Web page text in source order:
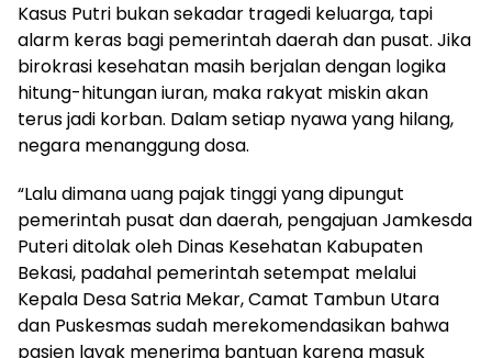
Kasus Putri bukan sekadar tragedi keluarga, tapi
alarm keras bagi pemerintah daerah dan pusat. Jika
birokrasi kesehatan masih berjalan dengan logika
hitung-hitungan iuran, maka rakyat miskin akan
terus jadi korban. Dalam setiap nyawa yang hilang,
negara menanggung dosa.
“Lalu dimana uang pajak tinggi yang dipungut
pemerintah pusat dan daerah, pengajuan Jamkesda
Puteri ditolak oleh Dinas Kesehatan Kabupaten
Bekasi, padahal pemerintah setempat melalui
Kepala Desa Satria Mekar, Camat Tambun Utara
dan Puskesmas sudah merekomendasikan bahwa
pasien layak menerima bantuan karena masuk